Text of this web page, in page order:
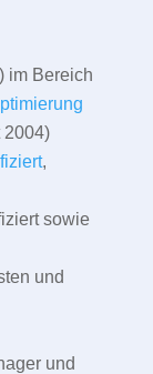
im Bereich
2004)
,
sowie
und
und